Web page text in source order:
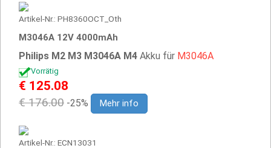
Artikel-Nr.: PH8360OCT_Oth
M3046A 12V 4000mAh
Philips M2 M3 M3046A M4 Akku für M3046A
Vorrätig
€ 125.08
€ 176.00 -25% Mehr info
Artikel-Nr.: ECN13031